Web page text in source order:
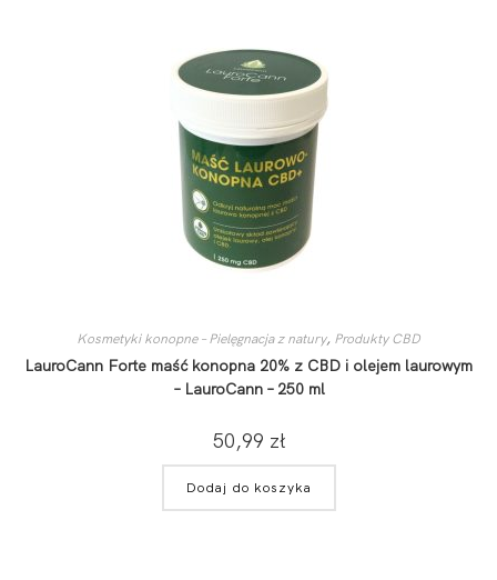
Kosmetyki konopne – Pielęgnacja z natury, Produkty CBD
LauroCann Forte maść konopna 20% z CBD i olejem laurowym
– LauroCann – 250 ml
50,99 zł
Dodaj do koszyka